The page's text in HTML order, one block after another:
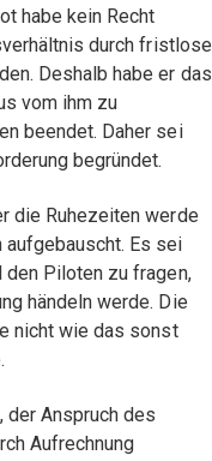
habe kein Recht
durch fristlose
Deshalb habe er das
vom ihm zu
beendet. Daher sei
begründet.
die Ruhezeiten werde
Es sei
Piloten zu fragen,
händeln werde. Die
nicht wie das sonst
der Anspruch des
Aufrechnung